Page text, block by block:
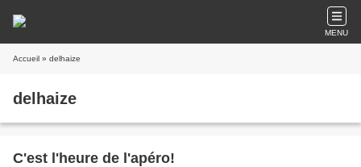
MENU
Accueil » delhaize
delhaize
C'est l'heure de l'apéro!